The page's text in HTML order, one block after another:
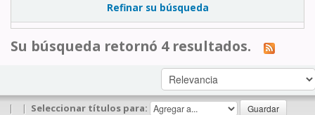
Refinar su búsqueda
Su búsqueda retornó 4 resultados.
| | Seleccionar títulos para: